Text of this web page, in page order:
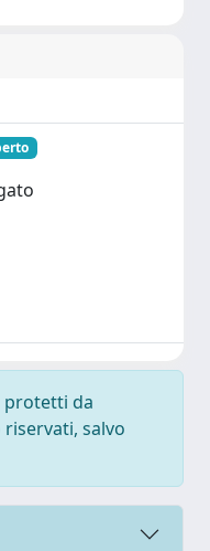
protetti da
salvo